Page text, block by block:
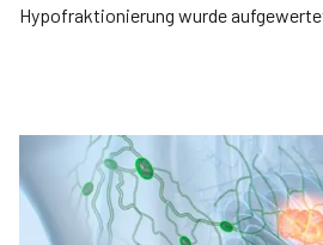
Hypofraktionierung wurde